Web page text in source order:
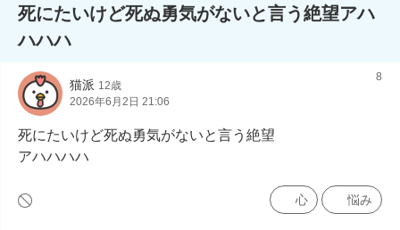
死にたいけど死ぬ勇気がないと言う絶望アハ
ハハハ
猫派 12歳
2026年6月2日 21:06
8
死にたいけど死ぬ勇気がないと言う絶望
アハハハハ
心 悩み